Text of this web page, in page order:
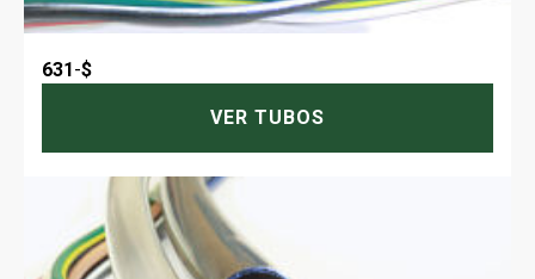
631-$
VER TUBOS